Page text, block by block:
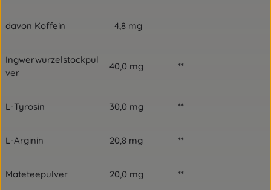
davon Koffein 4,8 mg
Ingwerwurzelstockpul
ver
40,0 mg **
L-Tyrosin 30,0 mg **
L-Arginin 20,8 mg **
Mateteepulver 20,0 mg **